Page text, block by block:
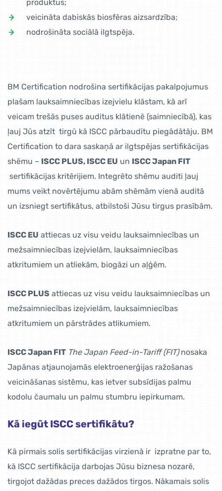
produktus;
veicināta dabiskās biosfēras aizsardzība;
nodrošināta sociālā ilgtspēja.
BM Certification nodrošina sertifikācijas pakalpojumus
plašam lauksaimniecības izejvielu klāstam, kā arī
veicam trešās puses auditus klātienē (saimniecībā), kas
ļauj Jūs atzīt tirgū kā ISCC pārbaudītu piegādātāju. BM
Certification to dara saskaņā ar ilgtspējas sertifikācijas
shēmu – ISCC PLUS, ISCC EU un ISCC Japan FIT
sertifikācijas kritērijiem. Integrēto shēmu auditi ļauj
mums veikt novērtējumu abām shēmām vienā auditā
un izsniegt sertifikātus, atbilstoši Jūsu tirgus prasībām.
ISCC EU attiecas uz visu veidu lauksaimniecības un
mežsaimniecības izejvielām, lauksaimniecības
atkritumiem un atliekām, biogāzi un aļģēm.
ISCC PLUS attiecas uz visu veidu lauksaimniecības un
mežsaimniecības izejvielām, lauksaimniecības
atkritumiem un pārstrādes atlikumiem.
ISCC Japan FIT The Japan Feed-in-Tariff (FIT)nosaka
Japānas atjaunojamās elektroenerģijas ražošanas
veicināšanas sistēmu, kas ietver subsīdijas palmu
kodolu čaumalu un palmu stumbru iepirkumam.
Kā iegūt ISCC sertifikātu?
Kā pirmais solis sertifikācijas virzienā ir izpratne par to,
kā ISCC sertifikācija darbojas Jūsu biznesa nozarē,
tirgojot dažādas preces dažādos tirgos. Nākamais solis